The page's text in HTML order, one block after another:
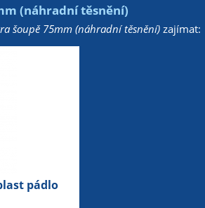
(náhradní těsnění)
šoupě 75mm (náhradní těsnění)zajímat:
pádlo